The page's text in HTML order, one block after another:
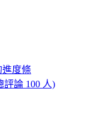
進度條
評論 100 人)